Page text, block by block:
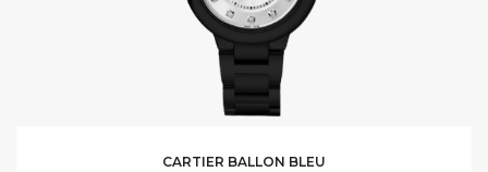
CARTIER BALLON BLEU